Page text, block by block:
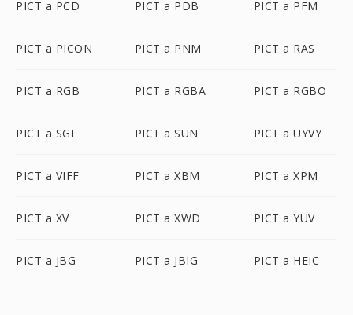
PICT a PCD PICT a PDB PICT a PFM
PICT a PICON PICT a PNM PICT a RAS
PICT a RGB PICT a RGBA PICT a RGBO
PICT a SGI PICT a SUN PICT a UYVY
PICT a VIFF PICT a XBM PICT a XPM
PICT a XV PICT a XWD PICT a YUV
PICT a JBG PICT a JBIG PICT a HEIC